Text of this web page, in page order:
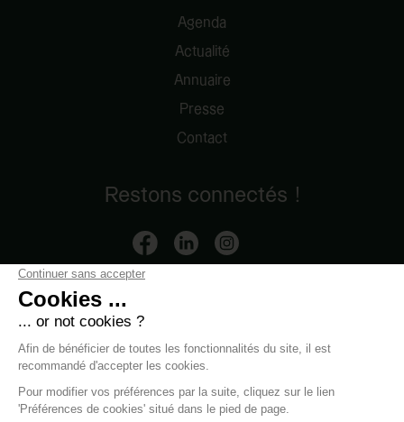
Agenda
Actualité
Annuaire
Presse
Contact
Restons connectés !
Contact
Modifier les cookies
Boondooa